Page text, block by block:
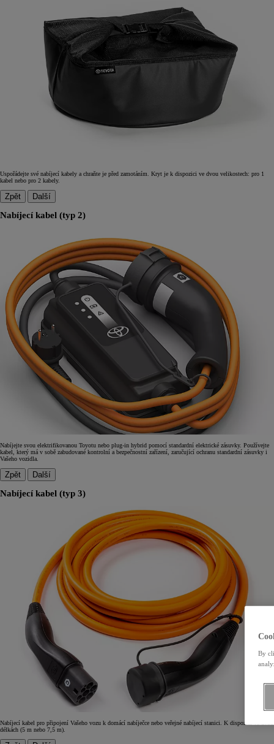
Uspořádejte své nabíjecí kabely a chraňte je před zamotáním. Kryt je k dispozici ve dvou velikostech: pro 1
kabel nebo pro 2 kabely.
Zpět Další
Nabíjecí kabel (typ 2)
Nabíjejte svou elektrifikovanou Toyotu nebo plug-in hybrid pomocí standardní elektrické zásuvky. Používejte
kabel, který má v sobě zabudované kontrolní a bezpečnostní zařízení, zaručující ochranu standardní zásuvky i
Vašeho vozidla.
Zpět Další
Nabíjecí kabel (typ 3)
Nabíjecí kabel pro připojení Vašeho vozu k domácí nabíječce nebo veřejné nabíjecí stanici. K dispozici ve dvou
délkách (5 m nebo 7,5 m).
By